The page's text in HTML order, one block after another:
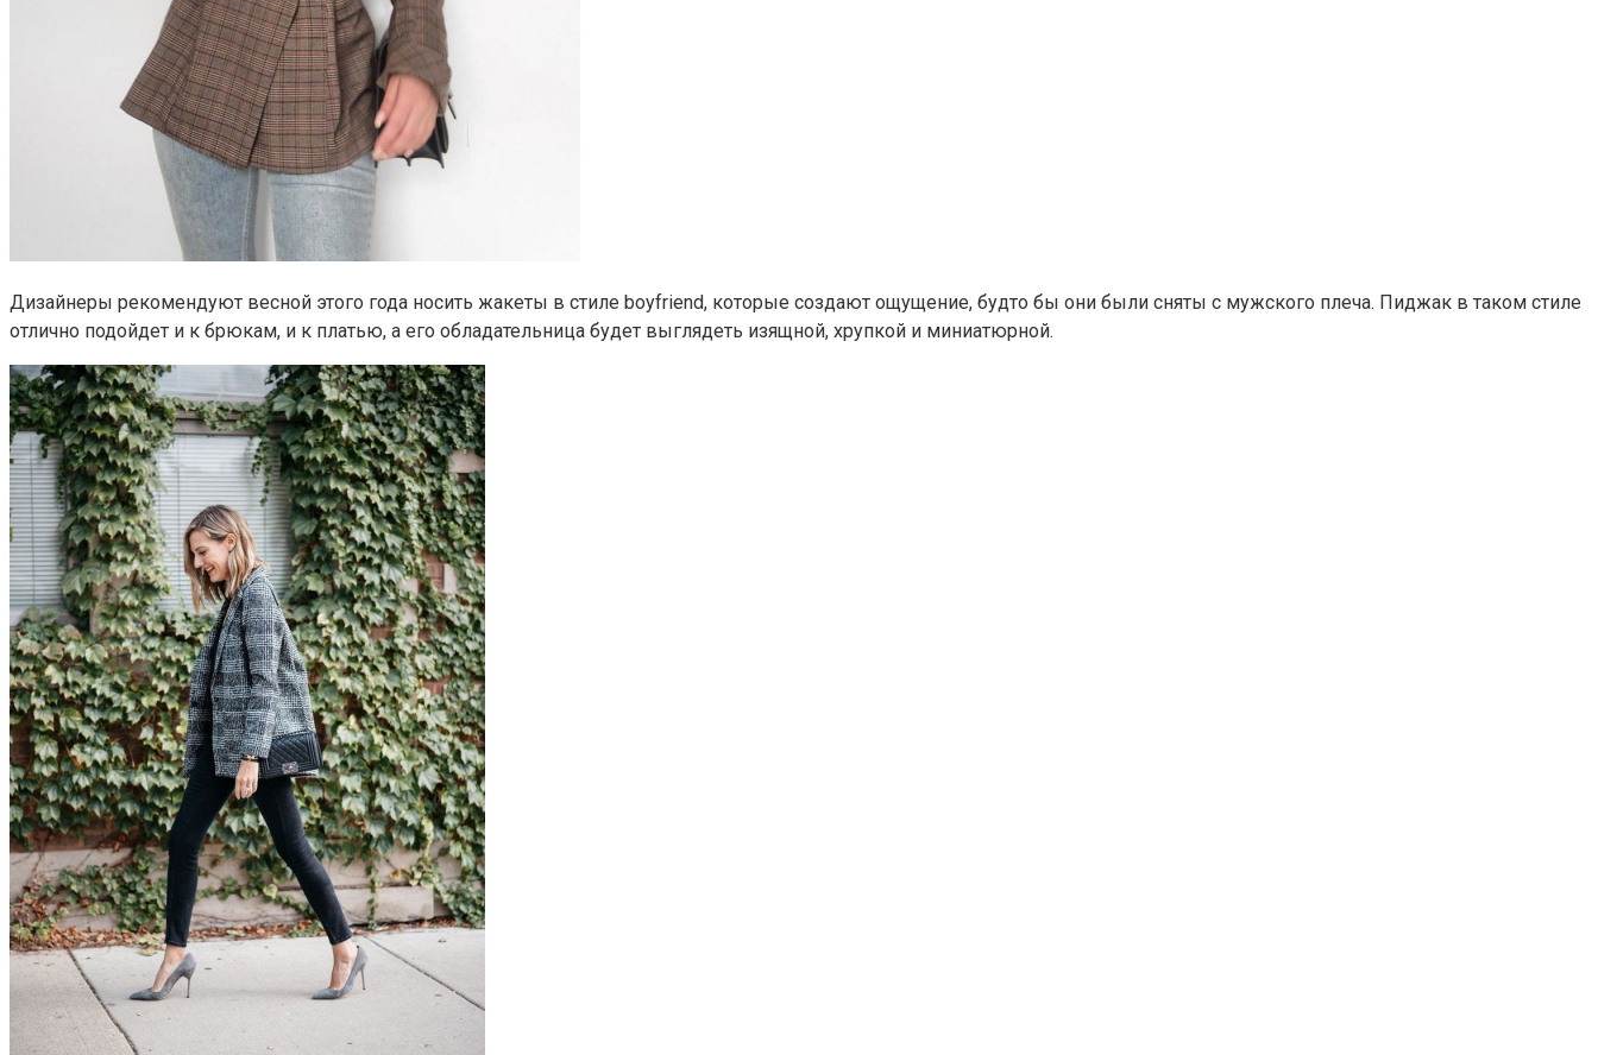
Дизайнеры рекомендуют весной этого года носить жакеты в стиле boyfriend, которые создают ощущение, будто бы они были сняты с мужского плеча. Пиджак в таком стиле
отлично подойдет и к брюкам, и к платью, а его обладательница будет выглядеть изящной, хрупкой и миниатюрной.